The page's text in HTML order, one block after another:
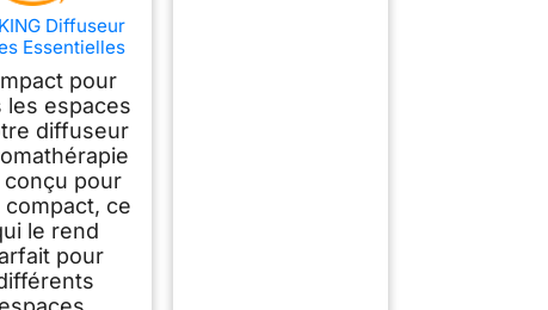
Diffuseur
Essentielles
Diffuseur
Maison 8
LED
pour
les espaces
diffuseur
conçu pour
compact, ce
le rend
pour